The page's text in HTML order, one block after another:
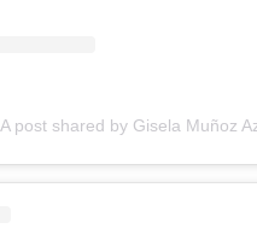
A post shared by Gisela Muñoz